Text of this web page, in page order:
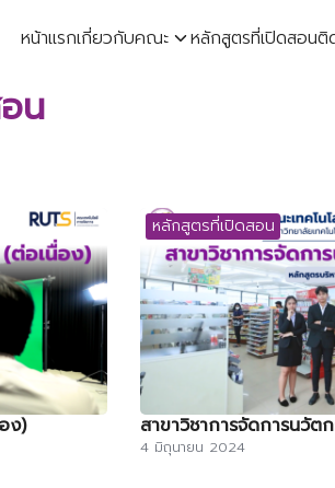
หน้าแรกเกี่ยวกับคณะ หลักสูตรที่เปิดสอนติ
น
ง)
หลักสูตรที่เปิดสอน
สาขาวิชาการจัดการนวัต
4 มิถุนายน 2024